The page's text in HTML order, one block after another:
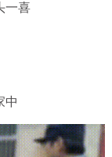
一喜
中